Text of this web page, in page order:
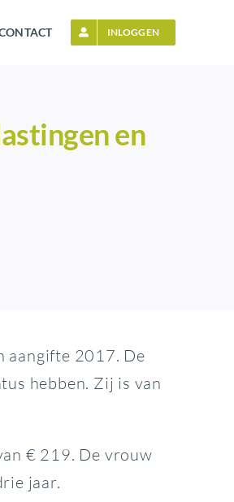
INLOGGEN
en
aangifte 2017. De
hebben. Zij is van
€ 219. De vrouw
jaar.